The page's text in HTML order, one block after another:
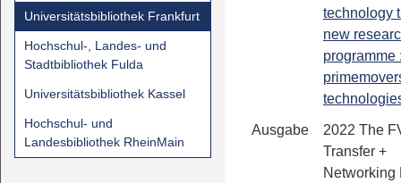
Universitätsbibliothek Frankfurt
Hochschul-, Landes- und
Stadtbibliothek Fulda
Universitätsbibliothek Kassel
Hochschul- und
Landesbibliothek RheinMain
technology
new
programme
Ausgabe
2022 The
Transfer +
Networking